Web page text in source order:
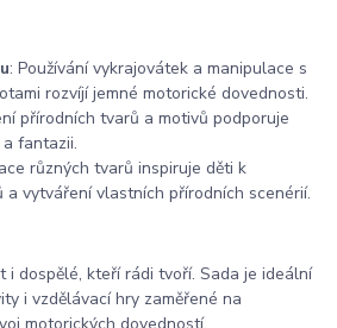
: Používání vykrajovátek a manipulace s
rozvíjí jemné motorické dovednosti.
přírodních tvarů a motivů podporuje
fantazii.
různých tvarů inspiruje děti k
a vytváření vlastních přírodních scenérií.
i dospělé, kteří rádi tvoří. Sada je ideální
i vzdělávací hry zaměřené na